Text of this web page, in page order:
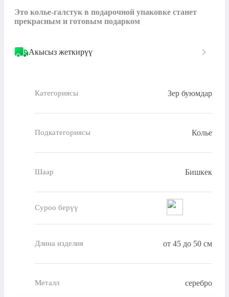
Это колье-галстук в подарочной упаковке станет
прекрасным и готовым подарком
Акысыз жеткирүү
Категориясы Зер буюмдар
Подкатегориясы Колье
Шаар Бишкек
Суроо берүү
Длина изделия от 45 до 50 см
Металл серебро